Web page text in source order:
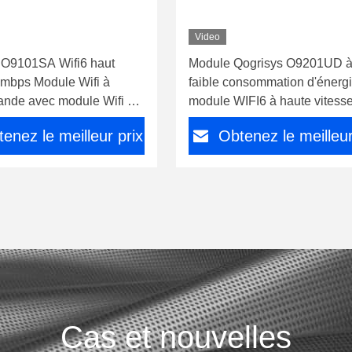
Wifi6 haut
Module Wifi à
avec module Wifi Bt
le meilleur prix
Video
Module Qogrisys O9201UD à
faible consommation
module WIFI6 à haute
1200 Mbps
Obtenez le
Cas et nouvelles